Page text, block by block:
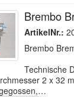
Brembo
ArtikelNr.:
Brembo
Technische
2 x 32